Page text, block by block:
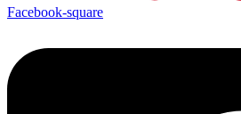
Facebook-square